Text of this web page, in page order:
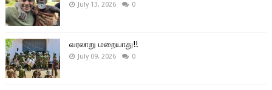
July 13, 2026 0
வரலாறு மறையாது!!
July 09, 2026 0